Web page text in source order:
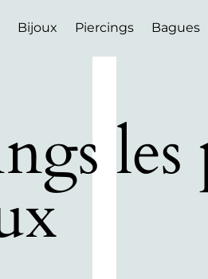
Bijoux Piercings Bagues
les